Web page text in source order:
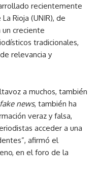
recientemente
Rioja (UNIR), de
creciente
tradicionales,
relevancia y
a muchos, también
fake news, también ha
veraz y falsa,
acceder a una
afirmó el
en el foro de la